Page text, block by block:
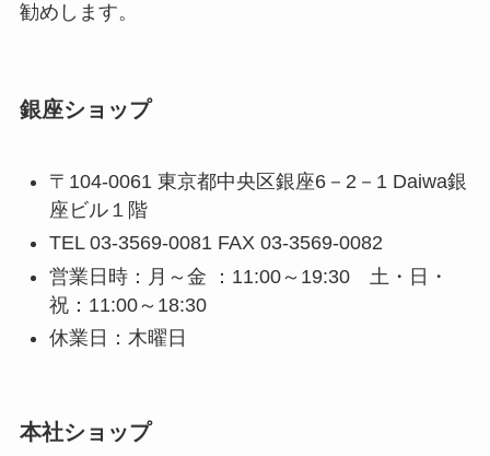
勧めします。
銀座ショップ
〒104-0061 東京都中央区銀座6－2－1 Daiwa銀
座ビル１階
TEL 03-3569-0081 FAX 03-3569-0082
営業日時：月～金 ：11:00～19:30 土・日・
祝：11:00～18:30
休業日：木曜日
本社ショップ